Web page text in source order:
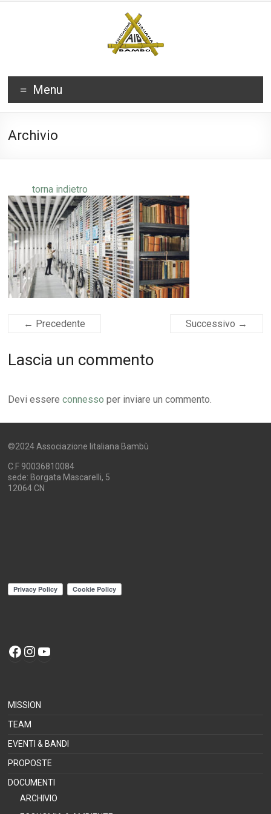
Menu
Archivio
torna indietro
← Precedente Successivo →
Lascia un commento
Devi essereconnesso per inviare un commento.
©2024 Associazione Iitaliana Bambù
C.F 90036810084
sede: Borgata Mascarelli, 5
12064 CN
MISSION
TEAM
EVENTI & BANDI
PROPOSTE
DOCUMENTI
ARCHIVIO